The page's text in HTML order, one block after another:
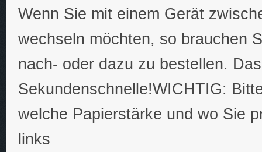
Wenn Sie mit einem Gerät
wechseln möchten, so brauchen
nach- oder dazu zu bestellen.
Sekundenschnelle!WICHTIG:
welche Papierstärke und wo Sie
links